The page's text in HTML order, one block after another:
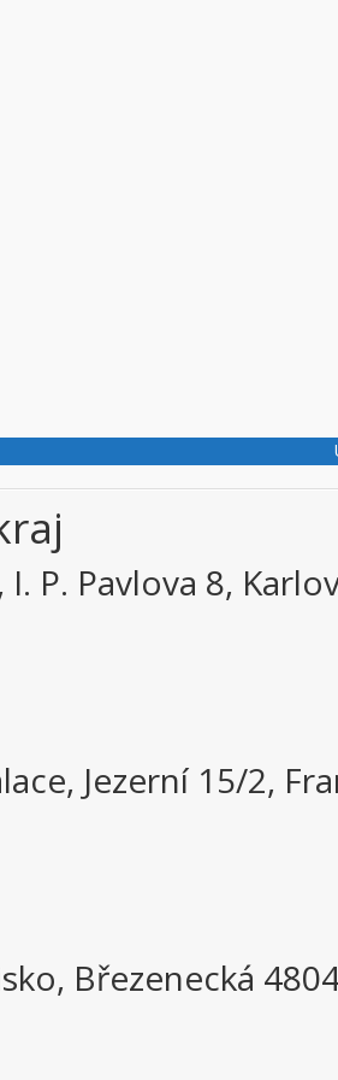
P. Pavlova 8,
Jezerní 15/2,
Březenecká